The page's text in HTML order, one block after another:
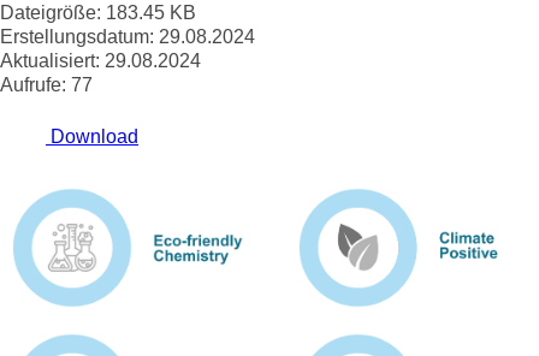
Dateigröße: 183.45 KB
Erstellungsdatum: 29.08.2024
Aktualisiert: 29.08.2024
Aufrufe: 77
Download